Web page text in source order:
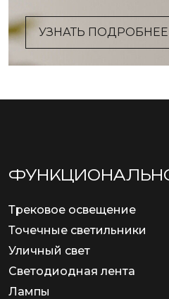
УЗНАТЬ ПОДРОБНЕЕ
Трековое освещение
Точечные светильники
Уличный свет
Светодиодная лента
Лампы